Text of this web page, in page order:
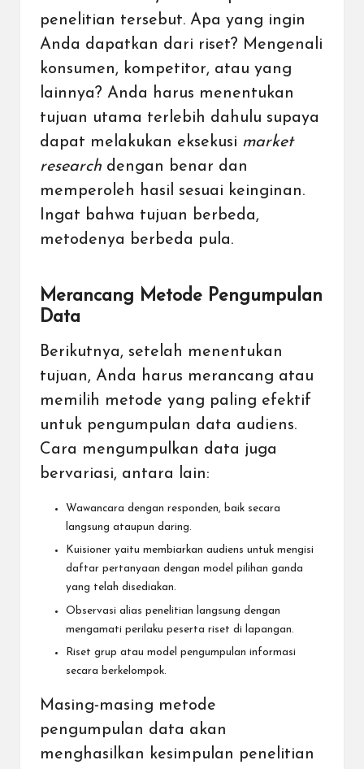
penelitian tersebut. Apa yang ingin
Anda dapatkan dari riset? Mengenali
konsumen, kompetitor, atau yang
lainnya? Anda harus menentukan
tujuan utama terlebih dahulu supaya
dapat melakukan eksekusi market
research dengan benar dan
memperoleh hasil sesuai keinginan.
Ingat bahwa tujuan berbeda,
metodenya berbeda pula.
Merancang Metode Pengumpulan
Data
Berikutnya, setelah menentukan
tujuan, Anda harus merancang atau
memilih metode yang paling efektif
untuk pengumpulan data audiens.
Cara mengumpulkan data juga
bervariasi, antara lain:
Wawancara dengan responden, baik secara
langsung ataupun daring.
Kuisioner yaitu membiarkan audiens untuk mengisi
daftar pertanyaan dengan model pilihan ganda
yang telah disediakan.
Observasi alias penelitian langsung dengan
mengamati perilaku peserta riset di lapangan.
Riset grup atau model pengumpulan informasi
secara berkelompok.
Masing-masing metode
pengumpulan data akan
menghasilkan kesimpulan penelitian